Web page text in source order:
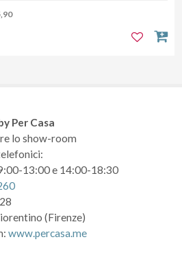
Per Casa
lo show-room
13:00 e 14:00-18:30
(Firenze)
www.percasa.me